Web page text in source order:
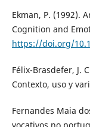
Ekman, P. (1992).
Cognition and
https://doi.org/
Félix-Brasdefer, J.
Contexto, uso y
Fernandes Maia